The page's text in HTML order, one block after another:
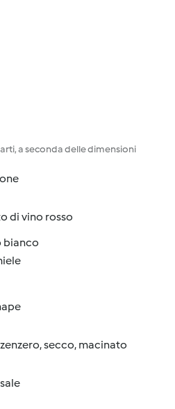
a seconda delle dimensioni
di vino rosso
bianco
secco, macinato